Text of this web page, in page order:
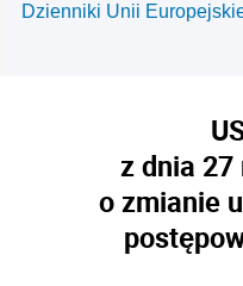
Dzienniki Unii
z dnia 27
o zmianie